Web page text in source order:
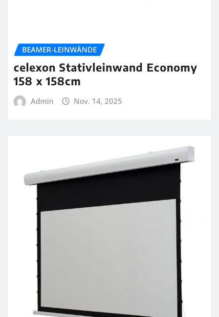
BEAMER-LEINWÄNDE
celexon Stativleinwand Economy
158 x 158cm
Admin Nov. 14, 2025